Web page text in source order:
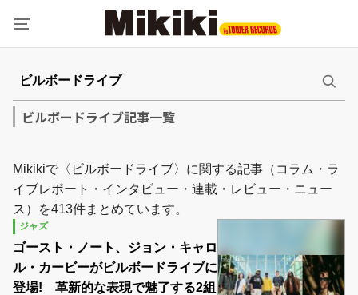
ビルボードライブ記事一覧
Mikikiで〈ビルボードライブ〉に関する記事（コラム・ラ
イブレポート・インタビュー・連載・レビュー・ニュー
ス）を413件まとめています。
ジャズ
ゴースト・ノート、ジョン・キャロ
ル・カービーがビルボードライブに
登場! 革新的な表現で魅了する2組